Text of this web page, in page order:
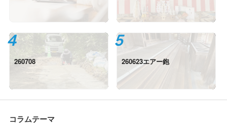
260708 260623エアー鉋
コラムテーマ